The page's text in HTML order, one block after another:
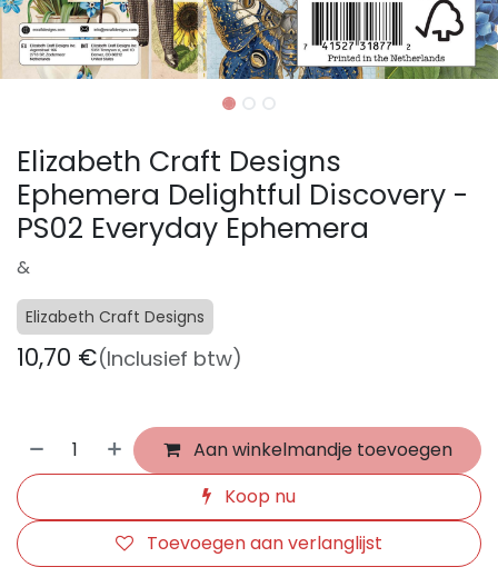
Elizabeth Craft Designs
Ephemera Delightful Discovery -
PS02 Everyday Ephemera
&
Elizabeth Craft Designs
10,70 €(Inclusief btw)
Aan winkelmandje toevoegen
Koop nu
Toevoegen aan verlanglijst